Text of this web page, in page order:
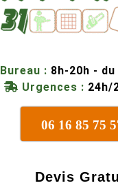
Bureau : 8h-20h -
Urgences : 24h/
06 16 85 75
Devis